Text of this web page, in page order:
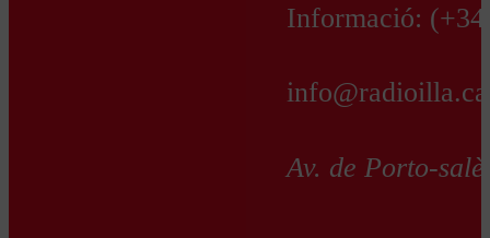
Informació:
Av. de Porto-